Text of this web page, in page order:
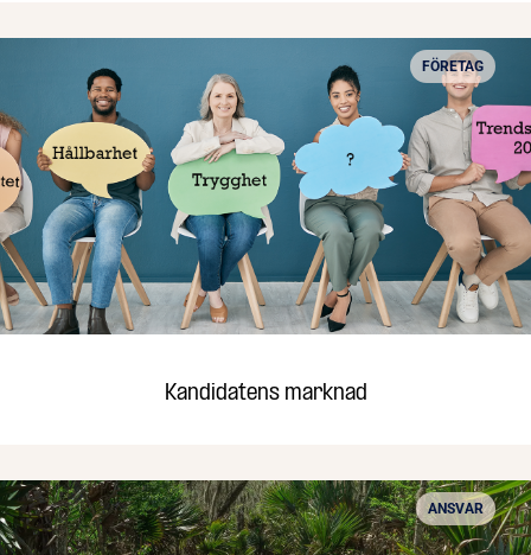
FÖRETAG
Kandidatens marknad
ANSVAR